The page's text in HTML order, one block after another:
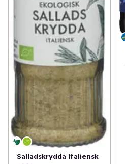
Salladskrydda Italiensk